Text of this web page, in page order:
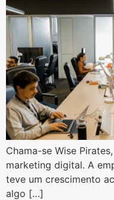
Chama-se Wise
marketing digital. A
teve um crescimento
algo […]